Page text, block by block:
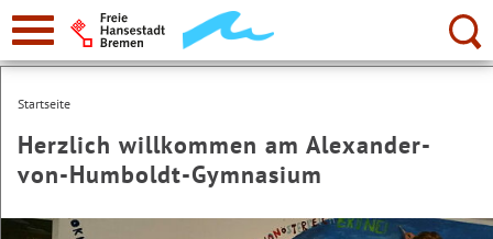
zur
Navigation
Suche:
Startseite
Herzlich willkommen am Alexander-
von-Humboldt-Gymnasium